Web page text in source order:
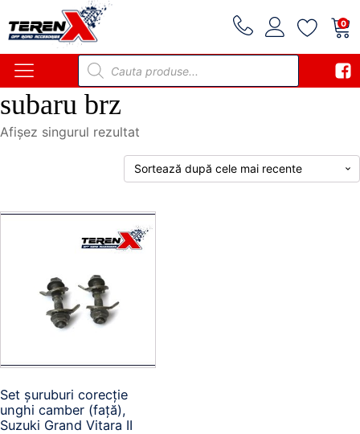
0
Products
search
subaru brz
Afișez singurul rezultat
Set șuruburi corecție
unghi camber (față),
Suzuki Grand Vitara II